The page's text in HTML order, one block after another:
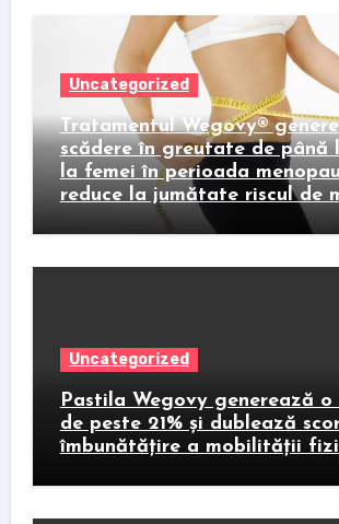
Uncategorized
Tratamentul Wegovy®
scădere în greutate de până
la femei în perioada
reduce la jumătate riscul de
Uncategorized
Pastila Wegovy generează o
de peste 21% și dublează
îmbunătățire a mobilității